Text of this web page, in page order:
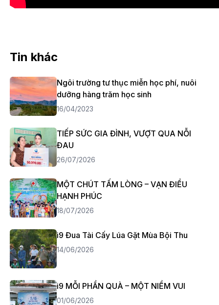
Tin khác
Ngôi trường tư thục miễn học phí, nuôi
dưỡng hàng trăm học sinh
16/04/2023
TIẾP SỨC GIA ĐÌNH, VƯỢT QUA NỖI
ĐAU
26/07/2026
MỘT CHÚT TẤM LÒNG – VẠN ĐIỀU
HẠNH PHÚC
18/07/2026
i9 Đua Tài Cấy Lúa Gặt Mùa Bội Thu
14/06/2026
i9 MỖI PHẦN QUÀ – MỘT NIỀM VUI
01/06/2026